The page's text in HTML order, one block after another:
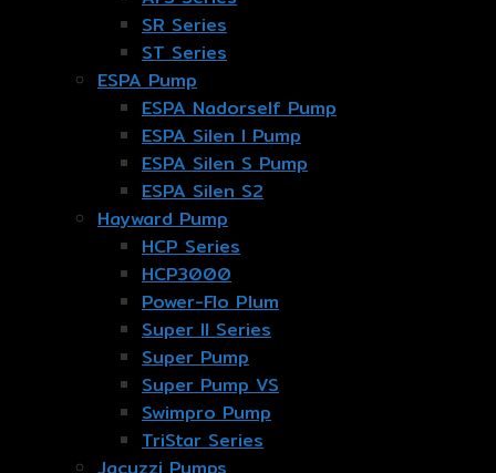
SR Series
ST Series
ESPA Pump
ESPA Nadorself Pump
ESPA Silen I Pump
ESPA Silen S Pump
ESPA Silen S2
Hayward Pump
HCP Series
HCP3000
Power-Flo Plum
Super II Series
Super Pump
Super Pump VS
Swimpro Pump
TriStar Series